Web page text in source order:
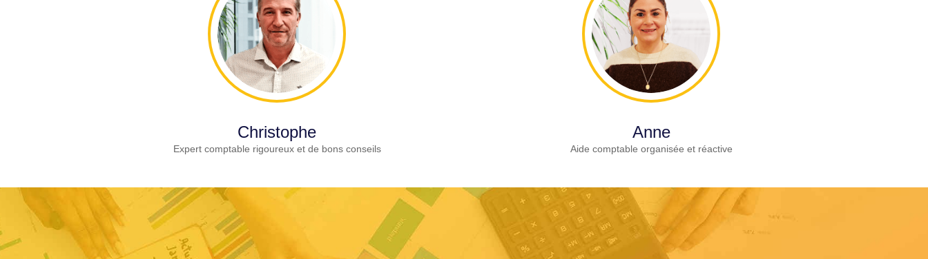
Christophe
Expert comptable rigoureux et de bons conseils
Anne
Aide comptable organisée et réactive